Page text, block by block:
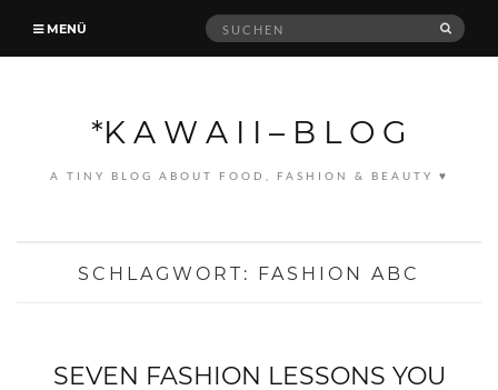
MENÜ
Suche
*K A W A I I – B L O G
A TINY BLOG ABOUT FOOD, FASHION & BEAUTY ♥
SCHLAGWORT: FASHION ABC
SEVEN FASHION LESSONS YOU